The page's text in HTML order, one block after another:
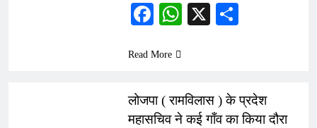
Facebook
WhatsApp
X
Read More
लोजपा ( रामविलास ) के प्रदेश
महासचिव ने कई गाँव का किया दौरा